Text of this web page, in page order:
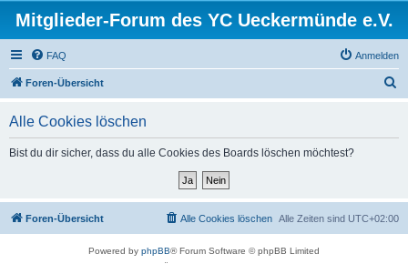
Mitglieder-Forum des YC Ueckermünde e.V.
FAQ Anmelden
Foren-Übersicht
Alle Cookies löschen
Bist du dir sicher, dass du alle Cookies des Boards löschen möchtest?
Foren-Übersicht Alle Zeiten sind UTC+02:00
Alle Cookies löschen
Powered by phpBB® Forum Software © phpBB Limited